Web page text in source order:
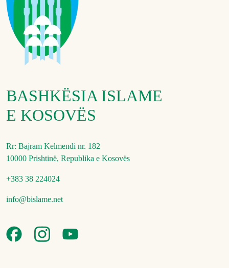
BASHKËSIA ISLAME
E KOSOVËS
Rr: Bajram Kelmendi nr. 182
10000 Prishtinë, Republika e Kosovës
+383 38 224024
info@bislame.net